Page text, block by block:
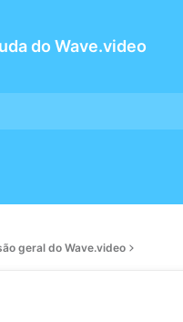
do Wave.video
geral do Wave.video